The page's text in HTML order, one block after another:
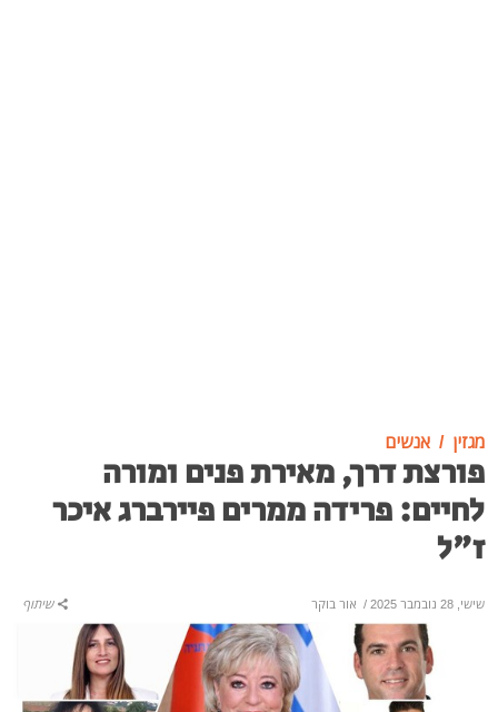
מגזין אנשים
פורצת דרך, מאירת פנים ומורה
לחיים: פרידה ממרים פיירברג איכר
ז"ל
שישי, 28 נובמבר 2025 / אור בוקר שיתוף